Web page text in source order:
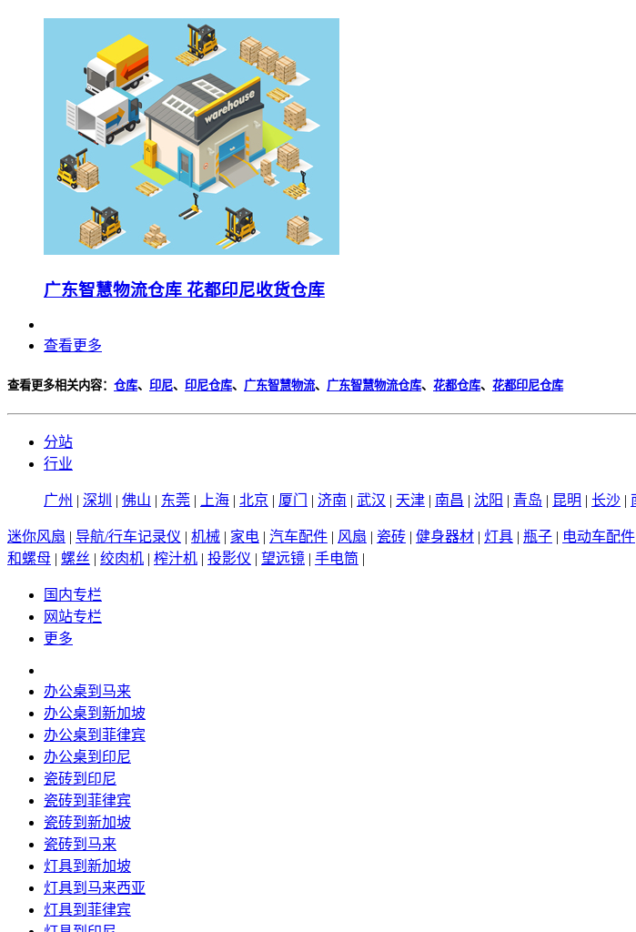
广东智慧物流仓库 花都印尼收货仓库
查看更多
查看更多相关内容： 仓库、 印尼、 印尼仓库、 广东智慧物流、 广东智慧物流仓库、 花都仓库、 花都印尼仓库
分站
行业
广州 | 深圳 | 佛山 | 东莞 | 上海 | 北京 | 厦门 | 济南 | 武汉 | 天津 | 南昌 | 沈阳 | 青岛 | 昆明 | 长沙 |
迷你风扇 | 导航/行车记录仪 | 机械 | 家电 | 汽车配件 | 风扇 | 瓷砖 | 健身器材 | 灯具 | 瓶子 | 电动车配件
和螺母 | 螺丝 | 绞肉机 | 榨汁机 | 投影仪 | 望远镜 | 手电筒 |
国内专栏
网站专栏
更多
办公桌到马来
办公桌到新加坡
办公桌到菲律宾
办公桌到印尼
瓷砖到印尼
瓷砖到菲律宾
瓷砖到新加坡
瓷砖到马来
灯具到新加坡
灯具到马来西亚
灯具到菲律宾